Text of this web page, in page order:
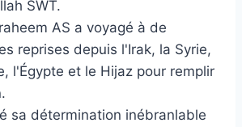
SWT.
AS a voyagé à de
reprises depuis l'Irak, la Syrie,
l'Égypte et le Hijaz pour remplir
sa détermination inébranlable